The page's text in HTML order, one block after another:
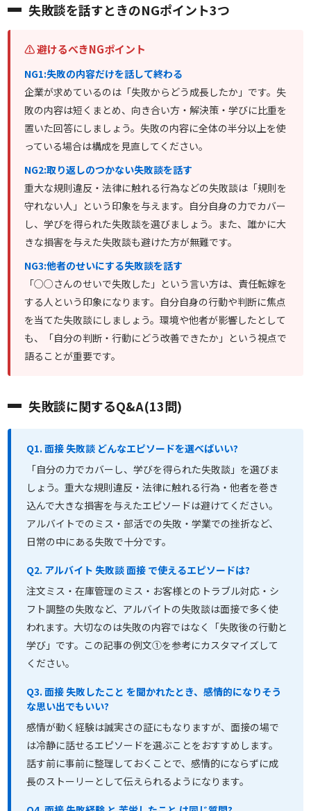
失敗談を話すときのNGポイント3つ
⚠ 避けるべきNGポイント
NG1:失敗の内容だけを話して終わる
企業が求めているのは「失敗からどう成長したか」です。失
敗の内容は短くまとめ、向き合い方・解決策・学びに比重を
置いた回答にしましょう。失敗の内容に全体の半分以上を使
っている場合は構成を見直してください。
NG2:取り返しのつかない失敗談を話す
重大な規則違反・法律に触れる行為などの失敗談は「規則を
守れない人」という印象を与えます。自分自身の力でカバー
し、学びを得られた失敗談を選びましょう。また、誰かに大
きな損害を与えた失敗談も避けた方が無難です。
NG3:他者のせいにする失敗談を話す
「○○さんのせいで失敗した」という言い方は、責任転嫁を
する人という印象になります。自分自身の行動や判断に焦点
を当てた失敗談にしましょう。環境や他者が影響したとして
も、「自分の判断・行動にどう改善できたか」という視点で
語ることが重要です。
失敗談に関するQ&A(13問)
Q1. 面接 失敗談 どんなエピソードを選べばいい?
「自分の力でカバーし、学びを得られた失敗談」を選びま
しょう。重大な規則違反・法律に触れる行為・他者を巻き
込んで大きな損害を与えたエピソードは避けてください。
アルバイトでのミス・部活での失敗・学業での挫折など、
日常の中にある失敗で十分です。
Q2. アルバイト 失敗談 面接 で使えるエピソードは?
注文ミス・在庫管理のミス・お客様とのトラブル対応・シ
フト調整の失敗など、アルバイトの失敗談は面接で多く使
われます。大切なのは失敗の内容ではなく「失敗後の行動と
学び」です。この記事の例文①を参考にカスタマイズして
ください。
Q3. 面接 失敗したこと を聞かれたとき、感情的になりそう
な思い出でもいい?
感情が動く経験は誠実さの証にもなりますが、面接の場で
は冷静に話せるエピソードを選ぶことをおすすめします。
話す前に事前に整理しておくことで、感情的にならずに成
長のストーリーとして伝えられるようになります。